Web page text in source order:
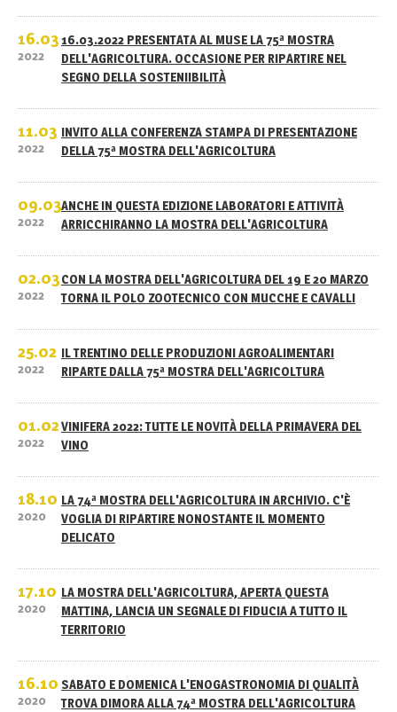
16.03
2022
16.03.2022 PRESENTATA AL MUSE LA 75ª MOSTRA
DELL'AGRICOLTURA. OCCASIONE PER RIPARTIRE NEL
SEGNO DELLA SOSTENIIBILITÀ
11.03
2022
INVITO ALLA CONFERENZA STAMPA DI PRESENTAZIONE
DELLA 75ª MOSTRA DELL'AGRICOLTURA
09.03
2022
ANCHE IN QUESTA EDIZIONE LABORATORI E ATTIVITÀ
ARRICCHIRANNO LA MOSTRA DELL'AGRICOLTURA
02.03
2022
CON LA MOSTRA DELL'AGRICOLTURA DEL 19 E 20 MARZO
TORNA IL POLO ZOOTECNICO CON MUCCHE E CAVALLI
25.02
2022
IL TRENTINO DELLE PRODUZIONI AGROALIMENTARI
RIPARTE DALLA 75ª MOSTRA DELL'AGRICOLTURA
01.02
2022
VINIFERA 2022: TUTTE LE NOVITÀ DELLA PRIMAVERA DEL
VINO
18.10
2020
LA 74ª MOSTRA DELL'AGRICOLTURA IN ARCHIVIO. C'È
VOGLIA DI RIPARTIRE NONOSTANTE IL MOMENTO
DELICATO
17.10
2020
LA MOSTRA DELL'AGRICOLTURA, APERTA QUESTA
MATTINA, LANCIA UN SEGNALE DI FIDUCIA A TUTTO IL
TERRITORIO
16.10
2020
SABATO E DOMENICA L'ENOGASTRONOMIA DI QUALITÀ
TROVA DIMORA ALLA 74ª MOSTRA DELL'AGRICOLTURA